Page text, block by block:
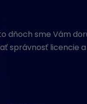
sme Vám
správnosť licencie